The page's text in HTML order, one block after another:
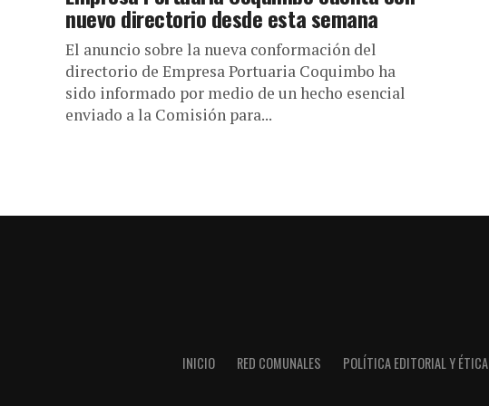
nuevo directorio desde esta semana
El anuncio sobre la nueva conformación del
directorio de Empresa Portuaria Coquimbo ha
sido informado por medio de un hecho esencial
enviado a la Comisión para...
INICIO RED COMUNALES POLÍTICA EDITORIAL Y ÉTICA